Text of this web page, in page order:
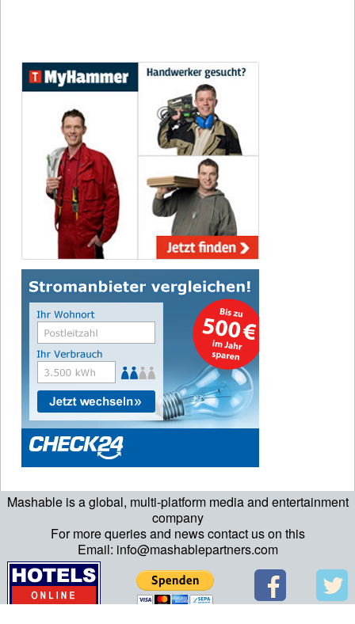
Mashable is a global, multi-platform media and entertainment
company
For more queries and news contact us on this
Email: info@mashablepartners.com